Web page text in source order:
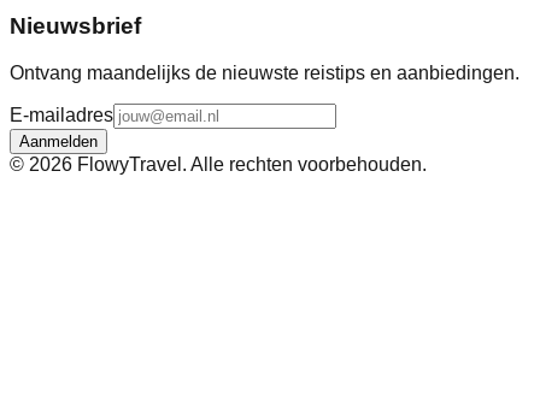
Nieuwsbrief
Ontvang maandelijks de nieuwste reistips en aanbiedingen.
E-mailadres
Aanmelden
© 2026 FlowyTravel. Alle rechten voorbehouden.